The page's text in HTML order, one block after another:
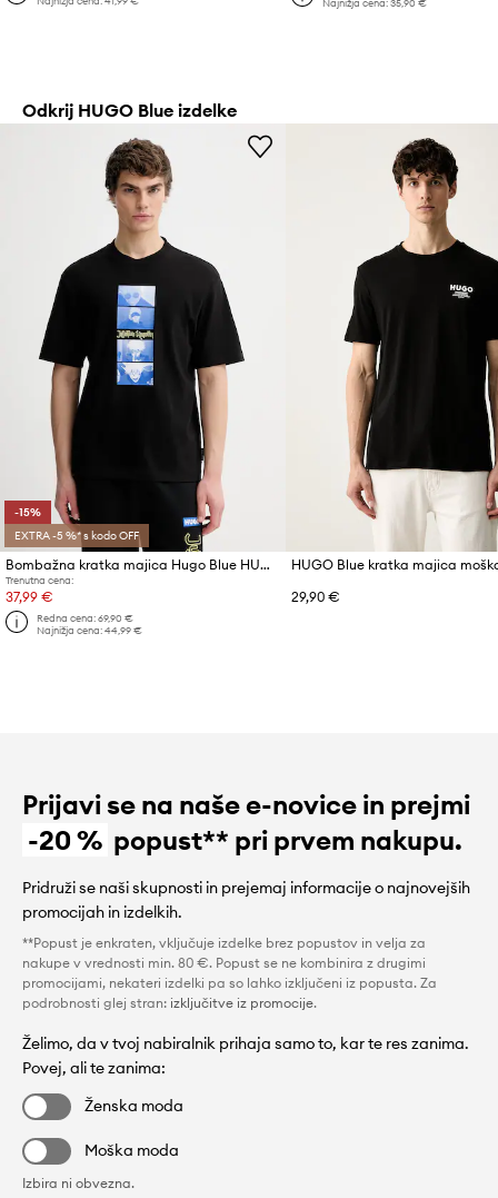
Najnižja cena:35,90 €
Odkrij HUGO Blue izdelke
-15%
EXTRA -5 %* s kodo OFF
Bombažna kratka majica Hugo Blue HUGO x Jujutsu Kaisen
Trenutna cena:
37,99 €
Redna cena:69,90 €
Najnižja cena:44,99 €
29,90 €
Prijavi se na naše e-novice in prejmi
-20 % popust** pri prvem nakupu.
Pridruži se naši skupnosti in prejemaj informacije o najnovejših
promocijah in izdelkih.
**Popust je enkraten, vključuje izdelke brez popustov in velja za
nakupe v vrednosti min. 80 €. Popust se ne kombinira z drugimi
promocijami, nekateri izdelki pa so lahko izključeni iz popusta. Za
podrobnosti glej stran: izključitve iz promocije.
Želimo, da v tvoj nabiralnik prihaja samo to, kar te res zanima.
Povej, ali te zanima:
Ženska moda
Moška moda
Izbira ni obvezna.